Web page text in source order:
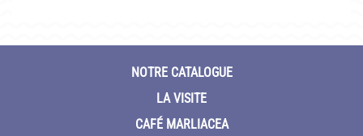
NOTRE CATALOGUE
LA VISITE
CAFÉ MARLIACEA